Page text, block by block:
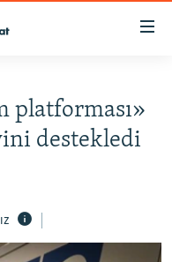
platforması»
destekledi